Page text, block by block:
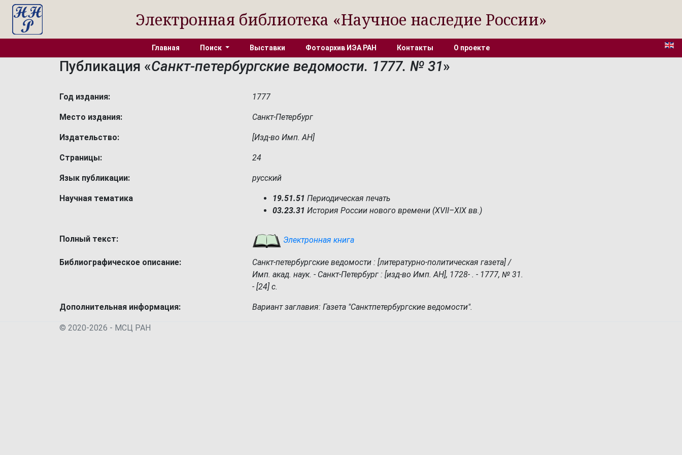
Электронная библиотека «Научное наследие России»
Главная Поиск Выставки Фотоархив ИЭА РАН Контакты О проекте
Публикация «Санкт-петербургские ведомости. 1777. № 31»
Год издания: 1777
Место издания: Санкт-Петербург
Издательство: [Изд-во Имп. АН]
Страницы: 24
Язык публикации: русский
Научная тематика 19.51.51 Периодическая печать
03.23.31 История России нового времени (XVII–XIX вв.)
Полный текст: Электронная книга
Библиографическое описание:
Санкт-петербургские ведомости : [литературно-политическая газета] /
Имп. акад. наук. - Санкт-Петербург : [изд-во Имп. АН], 1728- . - 1777, № 31.
- [24] с.
Дополнительная информация: Вариант заглавия: Газета "Санктпетербургские ведомости".
© 2020-2026 - МСЦ РАН